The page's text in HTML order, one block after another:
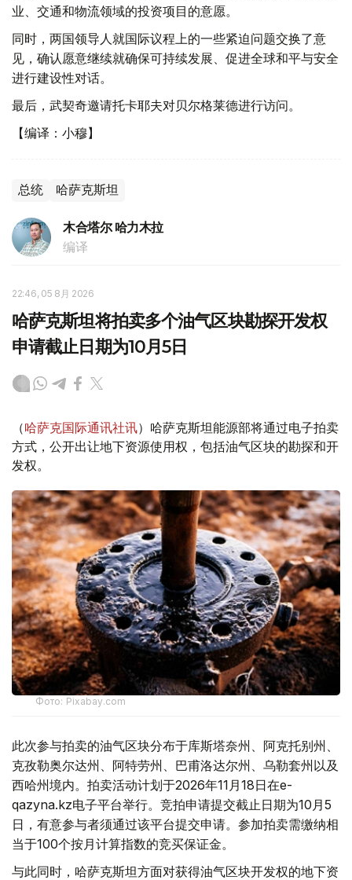
业、交通和物流领域的投资项目的意愿。
同时，两国领导人就国际议程上的一些紧迫问题交换了意
见，确认愿意继续就确保可持续发展、促进全球和平与安全
进行建设性对话。
最后，武契奇邀请托卡耶夫对贝尔格莱德进行访问。
【编译：小穆】
总统 哈萨克斯坦
木合塔尔 哈力木拉
编译
22:46, 05 8月 2026
哈萨克斯坦将拍卖多个油气区块勘探开发权
申请截止日期为10月5日
（哈萨克国际通讯社讯）哈萨克斯坦能源部将通过电子拍卖
方式，公开出让地下资源使用权，包括油气区块的勘探和开
发权。
Фото: Pixabay.com
此次参与拍卖的油气区块分布于库斯塔奈州、阿克托别州、
克孜勒奥尔达州、阿特劳州、巴甫洛达尔州、乌勒套州以及
西哈州境内。拍卖活动计划于2026年11月18日在e-
qazyna.kz电子平台举行。竞拍申请提交截止日期为10月5
日，有意参与者须通过该平台提交申请。参加拍卖需缴纳相
当于100个按月计算指数的竞买保证金。
与此同时，哈萨克斯坦方面对获得油气区块开发权的地下资